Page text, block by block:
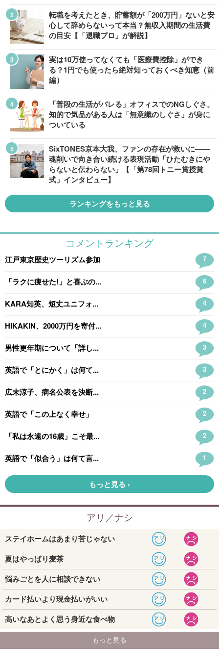
転職を考えたとき、貯蓄額が「200万円」ないと安
心して辞めらないって本当？無収入期間の生活費
の目安【「退職プロ」が解説】
実は10万使ってなくても「医療費控除」ができ
る？1円でも使ったら絶対知っておくべき知恵（前
編）
「普段の生活がバレる」オフィスでのNGしぐさ。
知的で気品がある人は「無意識のしぐさ」が身に
ついている
SixTONES京本大我、ファンの存在が救いに――
魂削いで向き合い続ける表現活動「ひたむきにや
らないと伝わらない」【「第78回トニー賞授賞
式」インタビュー】
ランキングをもっと見る